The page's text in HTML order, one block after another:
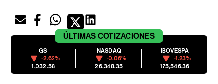
ÚLTIMAS COTIZACIONES
GS
-2.62%
1,032.58
NASDAQ
-0.06%
26,348.35
IBOVESPA
-1.23%
175,546.36